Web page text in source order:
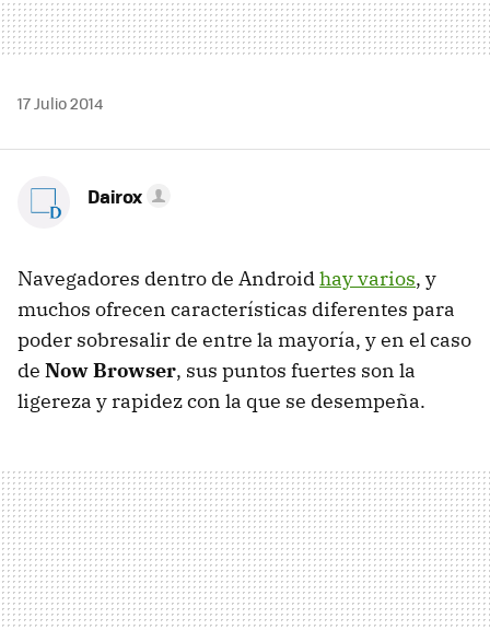
17 Julio 2014
Dairox
Navegadores dentro de Android hay varios, y
muchos ofrecen características diferentes para
poder sobresalir de entre la mayoría, y en el caso
de Now Browser, sus puntos fuertes son la
ligereza y rapidez con la que se desempeña.